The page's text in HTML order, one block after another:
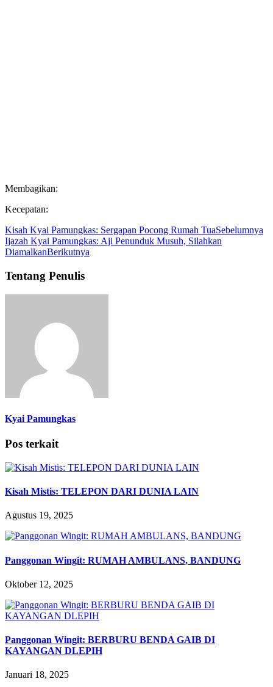
Membagikan:
Kecepatan:
Kisah Kyai Pamungkas: Sergapan Pocong Rumah TuaSebelumnya
Ijazah Kyai Pamungkas: Aji Penunduk Musuh, Silahkan
DiamalkanBerikutnya
Tentang Penulis
Kyai Pamungkas
Pos terkait
Kisah Mistis: TELEPON DARI DUNIA LAIN
Agustus 19, 2025
Panggonan Wingit: RUMAH AMBULANS, BANDUNG
Oktober 12, 2025
Panggonan Wingit: BERBURU BENDA GAIB DI
KAYANGAN DLEPIH
Januari 18, 2025